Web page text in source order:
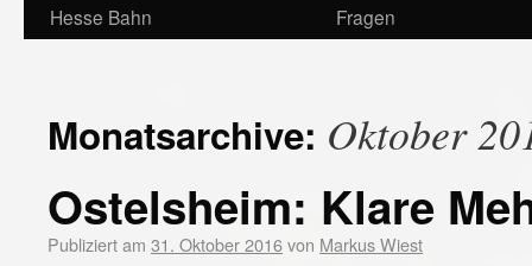
Hesse Bahn
Fragen
Monatsarchive: Oktober
Ostelsheim: Klare
Publiziert am 31. Oktober 2016von Markus Wiest